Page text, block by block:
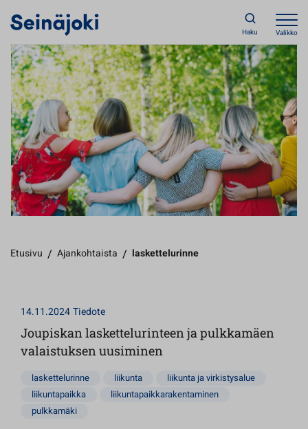
Haku Valikko
Etusivu / Ajankohtaista / laskettelurinne
14.11.2024Tiedote
Joupiskan laskettelurinteen ja pulkkamäen
valaistuksen uusiminen
laskettelurinne liikunta
liikunta ja virkistysalue
liikuntapaikka
liikuntapaikkarakentaminen
pulkkamäki